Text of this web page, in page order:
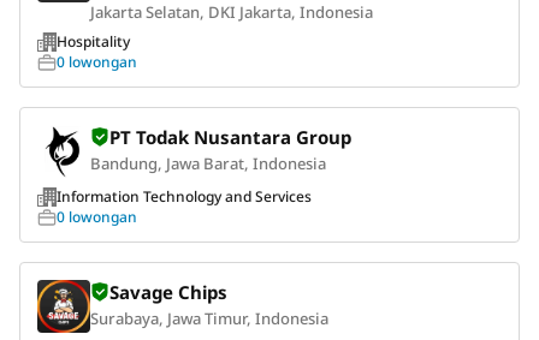
Jakarta Selatan, DKI Jakarta, Indonesia
Hospitality
0 lowongan
PT Todak Nusantara Group
Bandung, Jawa Barat, Indonesia
Information Technology and Services
0 lowongan
Savage Chips
Surabaya, Jawa Timur, Indonesia